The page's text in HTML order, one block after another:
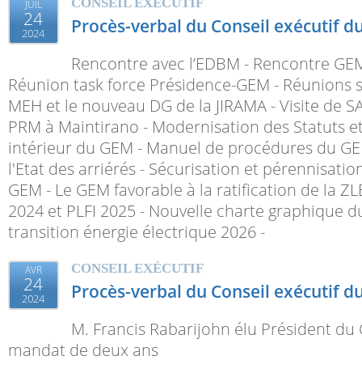
JUIL
24
2024 Procès-verbal du Conseil exécutif
Rencontre avec l’EDBM - Rencontre
Réunion task force Présidence-GEM - Réunions
MEH et le nouveau DG de la JIRAMA - Visite de
PRM à Maintirano - Modernisation des Statuts
intérieur du GEM - Manuel de procédures du
l'Etat des arriérés - Sécurisation et
GEM - Le GEM favorable à la ratification de la
2024 et PLFI 2025 - Nouvelle charte graphique
transition énergie électrique 2026 -
AVR
24
2024
CONSEIL EXÉCUTIF
Procès-verbal du Conseil exécutif
M. Francis Rabarijohn élu Président du
mandat de deux ans